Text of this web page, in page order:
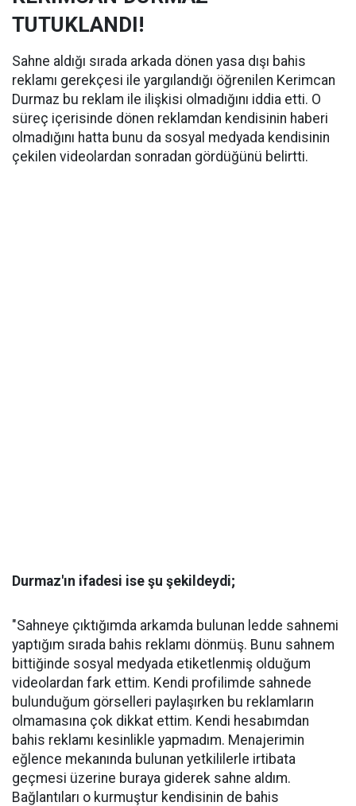
TUTUKLANDI!
Sahne aldığı sırada arkada dönen yasa dışı bahis
reklamı gerekçesi ile yargılandığı öğrenilen Kerimcan
Durmaz bu reklam ile ilişkisi olmadığını iddia etti. O
süreç içerisinde dönen reklamdan kendisinin haberi
olmadığını hatta bunu da sosyal medyada kendisinin
çekilen videolardan sonradan gördüğünü belirtti.
Durmaz'ın ifadesi ise şu şekildeydi;
"Sahneye çıktığımda arkamda bulunan ledde sahnemi
yaptığım sırada bahis reklamı dönmüş. Bunu sahnem
bittiğinde sosyal medyada etiketlenmiş olduğum
videolardan fark ettim. Kendi profilimde sahnede
bulunduğum görselleri paylaşırken bu reklamların
olmamasına çok dikkat ettim. Kendi hesabımdan
bahis reklamı kesinlikle yapmadım. Menajerimin
eğlence mekanında bulunan yetkililerle irtibata
geçmesi üzerine buraya giderek sahne aldım.
Bağlantıları o kurmuştur kendisinin de bahis